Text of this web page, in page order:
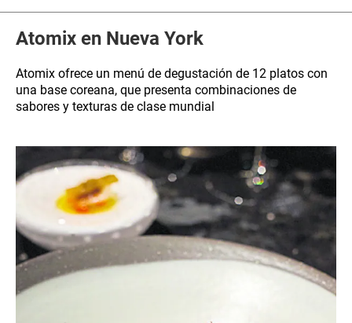
Atomix en Nueva York
Atomix ofrece un menú de degustación de 12 platos con
una base coreana, que presenta combinaciones de
sabores y texturas de clase mundial